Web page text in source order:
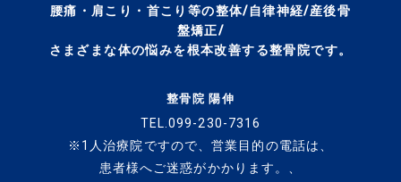
腰痛・肩こり・首こり等の整体/自律神経/産後骨
盤矯正/
さまざまな体の悩みを根本改善する整骨院です。
整骨院 陽伸
TEL.099-230-7316
※1人治療院ですので、営業目的の電話は、
患者様へご迷惑がかかります。、